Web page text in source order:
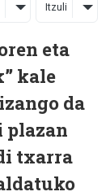
Itzuli
eta
kale
da
plazan
txarra